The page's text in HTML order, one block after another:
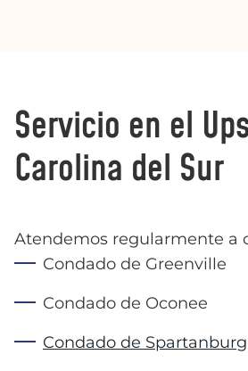
Servicio en el
Carolina del Sur
Atendemos regularmente a
Condado de Greenville
Condado de Oconee
Condado de Spartanburg